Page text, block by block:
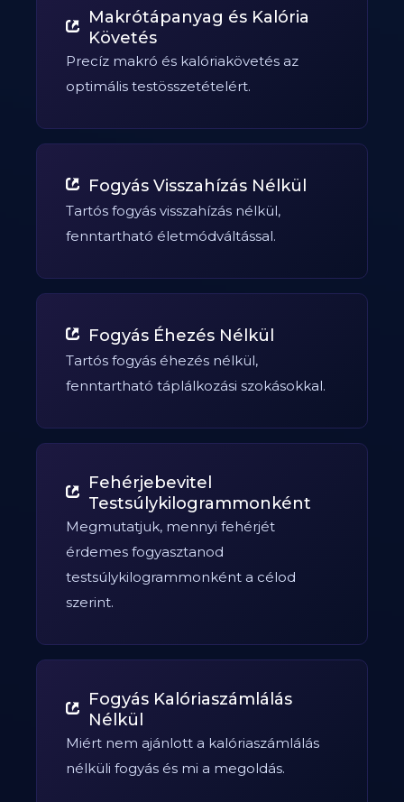
Makrótápanyag és Kalória
Követés
Precíz makró és kalóriakövetés az
optimális testösszetételért.
Fogyás Visszahízás Nélkül
Tartós fogyás visszahízás nélkül,
fenntartható életmódváltással.
Fogyás Éhezés Nélkül
Tartós fogyás éhezés nélkül,
fenntartható táplálkozási szokásokkal.
Fehérjebevitel
Testsúlykilogrammonként
Megmutatjuk, mennyi fehérjét
érdemes fogyasztanod
testsúlykilogrammonként a célod
szerint.
Fogyás Kalóriaszámlálás
Nélkül
Miért nem ajánlott a kalóriaszámlálás
nélküli fogyás és mi a megoldás.